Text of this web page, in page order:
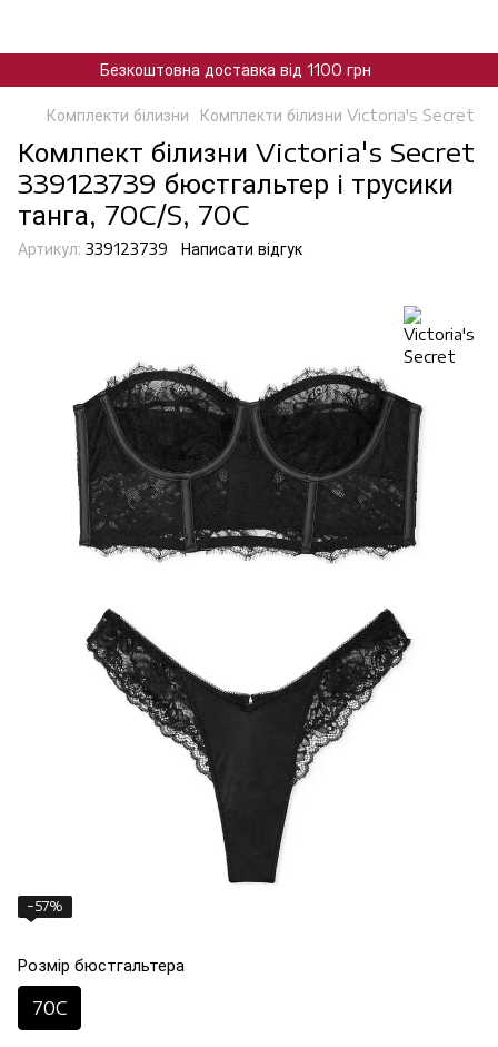
Безкоштовна доставка від 1100 грн
Комплекти білизни Комплекти білизни Victoria's Secret
Комлпект білизни Victoria's Secret
339123739 бюстгальтер і трусики
танга, 70C/S, 70C
Артикул: 339123739 Написати відгук
−57%
Розмір бюстгальтера
70C